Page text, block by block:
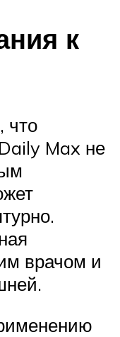
к
что
Max не
врачом и